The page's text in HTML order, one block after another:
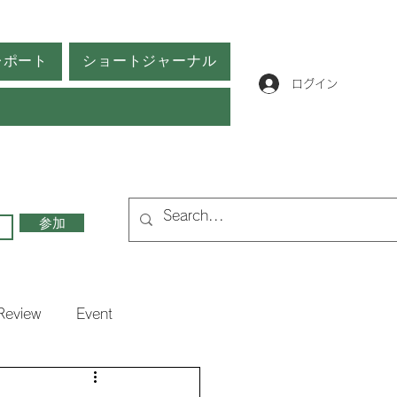
ート ショートジャーナル
ログイン
参加
Event